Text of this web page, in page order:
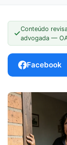
Conteúdo
advogada —
Facebook